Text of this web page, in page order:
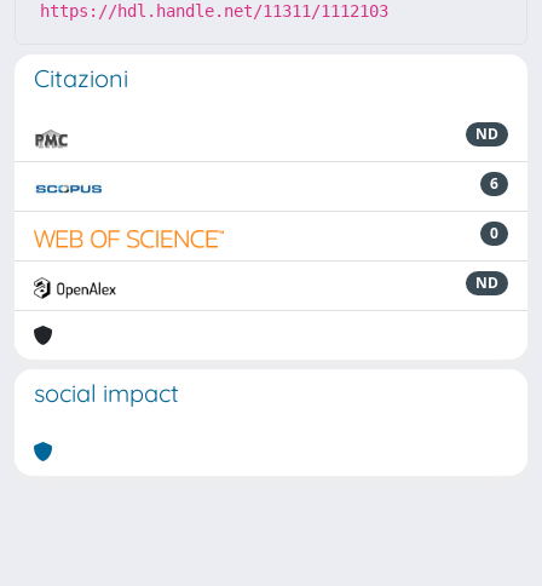
https://hdl.handle.net/11311/1112103
Citazioni
ND
6
0
ND
social impact